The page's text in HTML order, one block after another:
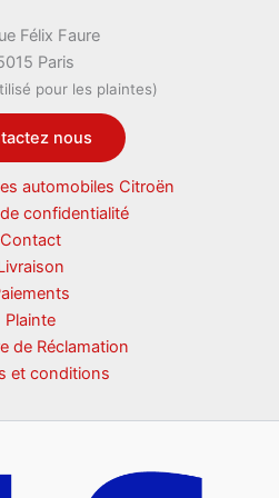
Félix Faure
Paris
pour les plaintes)
nous
automobiles Citroën
confidentialité
Contact
Plainte
de Réclamation
et conditions